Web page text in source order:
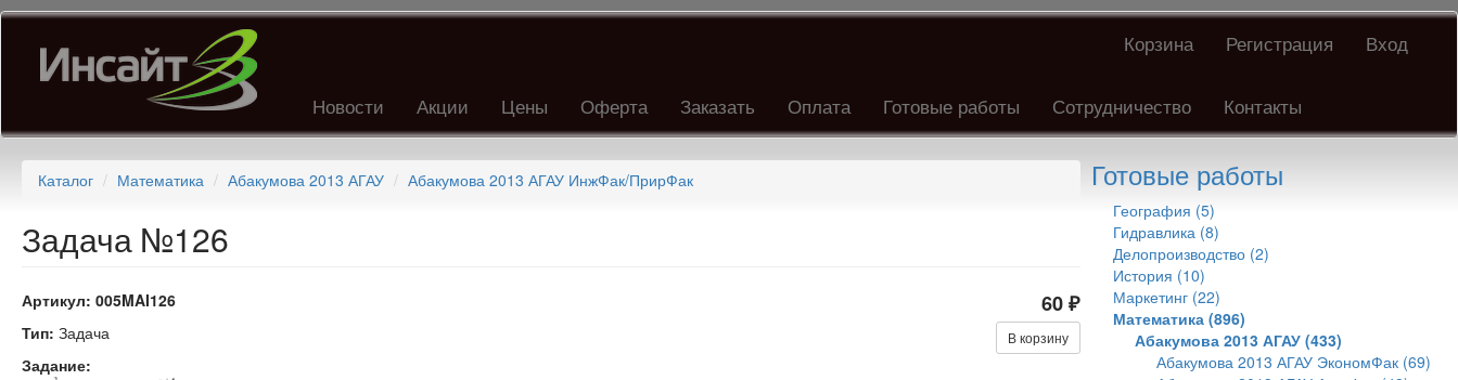
Перейти
основному
содержанию
Корзина Регистрация Вход
Новости Акции Цены Оферта Заказать Оплата Готовые работы Сотрудничество Контакты
Каталог Математика Абакумова 2013 АГАУ Абакумова 2013 АГАУ ИнжФак/ПрирФак
Задача №126
Артикул: 005MAI126 60 ₽
В корзину
Тип: Задача
Задание:
Готовые работы
География (5)
Гидравлика (8)
Делопроизводство (2)
История (10)
Маркетинг (22)
Математика (896)
Абакумова 2013 АГАУ (433)
Абакумова 2013 АГАУ ЭкономФак (69)